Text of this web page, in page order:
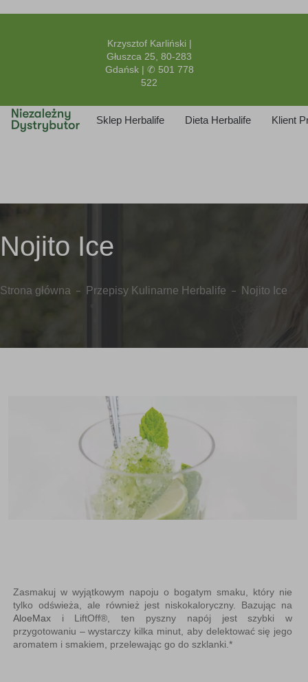
Krzysztof Karliński |
Głuszca 25, 80-283
Gdańsk | ✆ 501 778
522
Sklep Herbalife Dieta Herbalife Klient
Nojito Ice​
Strona główna Przepisy Kulinarne Herbalife Nojito Ice​
Zasmakuj w wyjątkowym napoju o bogatym smaku, który nie
tylko odświeża, ale również jest niskokaloryczny. Bazując na
AloeMaxi LiftOff®, ten pyszny napój jest szybki w
przygotowaniu – wystarczy kilka minut, aby delektować się jego
aromatem i smakiem, przelewając go do szklanki.*